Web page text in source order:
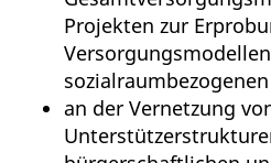
Projekten zur
an der Vernetzung